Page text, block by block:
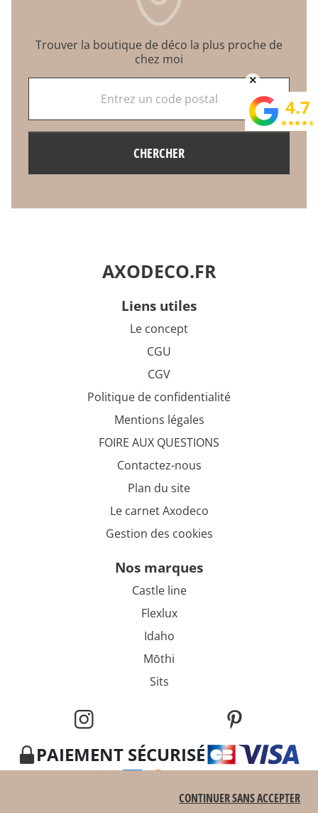
Trouver la boutique de déco la plus proche de
chez moi
CHERCHER
AXODECO.FR
liens utiles
Le concept
CGU
CGV
Politique de confidentialité
Mentions légales
FOIRE AUX QUESTIONS
Contactez-nous
Plan du site
Le carnet Axodeco
Gestion des cookies
nos marques
Castle line
Flexlux
Idaho
Mōthi
Sits
PAIEMENT SÉCURISÉ
×
4.7
star starstar star star_half
CONTINUER SANS ACCEPTER